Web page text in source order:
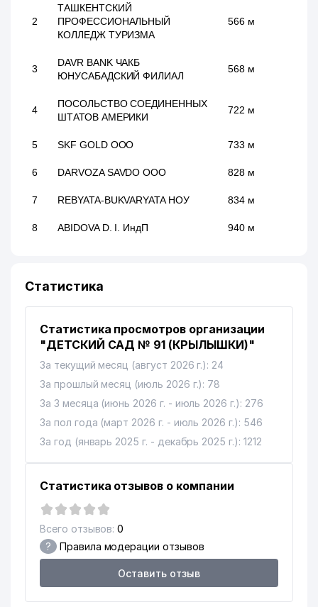
2
ТАШКЕНТСКИЙ
ПРОФЕССИОНАЛЬНЫЙ
КОЛЛЕДЖ ТУРИЗМА
566 м
3
DAVR BANK ЧАКБ
ЮНУСАБАДСКИЙ ФИЛИАЛ
568 м
4
ПОСОЛЬСТВО СОЕДИНЕННЫХ
ШТАТОВ АМЕРИКИ
722 м
5 SKF GOLD ООО 733 м
6 DARVOZA SAVDO ООО 828 м
7 REBYATA-BUKVARYATA НОУ 834 м
8 ABIDOVA D. I. ИндП 940 м
Статистика
Статистика просмотров организации
"ДЕТСКИЙ САД № 91 (КРЫЛЫШКИ)"
За текущий месяц (август 2026 г.): 24
За прошлый месяц (июль 2026 г.): 78
За 3 месяца (июнь 2026 г. - июль 2026 г.): 276
За пол года (март 2026 г. - июль 2026 г.): 546
За год (январь 2025 г. - декабрь 2025 г.): 1212
Статистика отзывов о компании
Всего отзывов: 0
? Правила модерации отзывов
Оставить отзыв